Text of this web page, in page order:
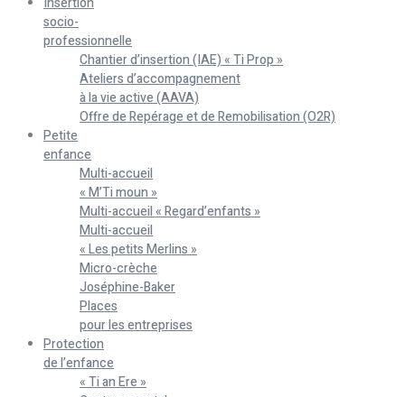
socio-
professionnelle
Chantier d’insertion (IAE) « Ti Prop »
Ateliers d’accompagnement
à la vie active (AAVA)
Offre de Repérage et de Remobilisation (O2R)
Petite
enfance
Multi-accueil
« M’Ti moun »
Multi-accueil « Regard’enfants »
Multi-accueil
« Les petits Merlins »
Micro-crèche
Joséphine-Baker
Places
pour les entreprises
Protection
de l’enfance
« Ti an Ere »